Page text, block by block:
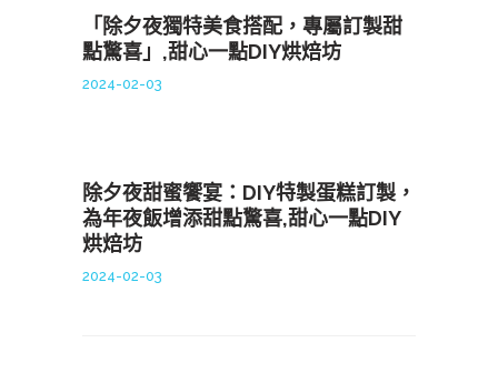
「除夕夜獨特美食搭配，專屬訂製甜
點驚喜」,甜心一點DIY烘焙坊
2024-02-03
除夕夜甜蜜饗宴：DIY特製蛋糕訂製，
為年夜飯增添甜點驚喜,甜心一點DIY
烘焙坊
2024-02-03